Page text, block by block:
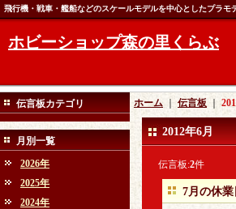
飛行機・戦車・艦船などのスケールモデルを中心としたプラモ
ホビーショップ森の里くらぶ
伝言板カテゴリ
月別一覧
2026年
2025年
2024年
ホーム 伝言板 ｜
2012年6月
伝言板:2件
7月の休